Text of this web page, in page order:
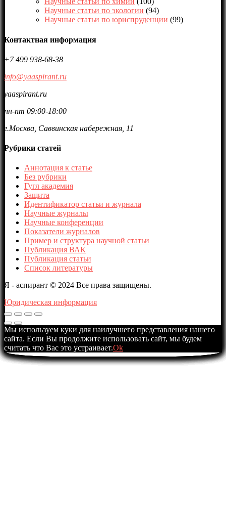
Научные статьи по экологии (94)
Научные статьи по юриспруденции (99)
Контактная информация
+7 499 938-68-38
info@yaaspirant.ru
yaaspirant.ru
пн-пт 09:00-18:00
г.Москва, Саввинская набережная, 11
Рубрики статей
Аннотация к статье
Без рубрики
Гугл академия
Защита
Идентификатор статьи и журнала
Научные журналы
Научные конференции
Показатели журналов
Пример и структура научной статьи
Публикация ВАК
Публикация статьи
Список литературы
Я - аспирант © 2024 Все права защищены.
Юридическая информация
Мы используем куки для наилучшего представления нашего
сайта. Если Вы продолжите использовать сайт, мы будем
считать что Вас это устраивает.Ok